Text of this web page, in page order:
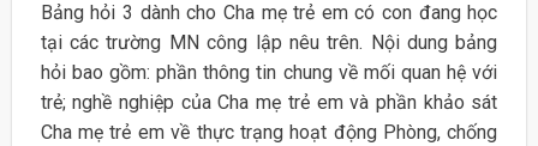
Bảng hỏi 3 dành cho Cha mẹ trẻ em có con đang học
tại các trường MN công lập nêu trên. Nội dung bảng
hỏi bao gồm: phần thông tin chung về mối quan hệ với
trẻ; nghề nghiệp của Cha mẹ trẻ em và phần khảo sát
Cha mẹ trẻ em về thực trạng hoạt động Phòng, chống